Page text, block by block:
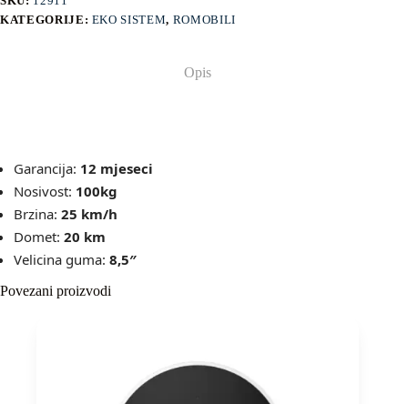
KATEGORIJE: EKO SISTEM, ROMOBILI
Opis
Garancija: 12 mjeseci
Nosivost: 100kg
Brzina: 25 km/h
Domet: 20 km
Velicina guma: 8,5″
Povezani proizvodi